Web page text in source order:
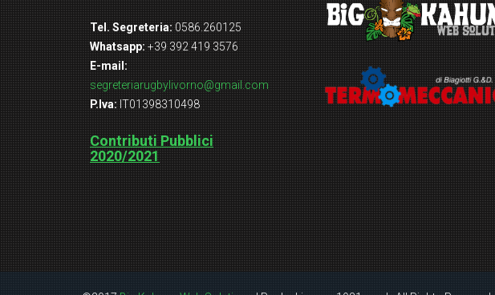
Tel. Segreteria: 0586.260125
Whatsapp: +39 392 419 3576
E-mail:
segreteriarugbylivorno@gmail.com
P.Iva: IT01398310498
Contributi Pubblici
2020/2021